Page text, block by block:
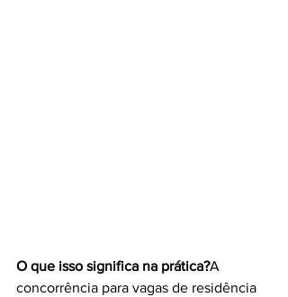
O que isso significa na prática?A
concorrência para vagas de residência